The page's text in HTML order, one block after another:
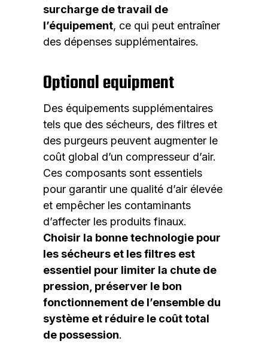
surcharge de travail de
l’équipement, ce qui peut entraîner
des dépenses supplémentaires.
Optional equipment
Des équipements supplémentaires
tels que des sécheurs, des filtres et
des purgeurs peuvent augmenter le
coût global d’un compresseur d’air.
Ces composants sont essentiels
pour garantir une qualité d’air élevée
et empêcher les contaminants
d’affecter les produits finaux.
Choisir la bonne technologie pour
les sécheurs et les filtres est
essentiel pour limiter la chute de
pression, préserver le bon
fonctionnement de l’ensemble du
système et réduire le coût total
de possession.